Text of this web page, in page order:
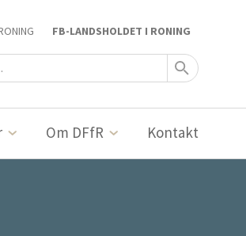
FB-LANDSHOLDET I RONING
Om DFfR Kontakt